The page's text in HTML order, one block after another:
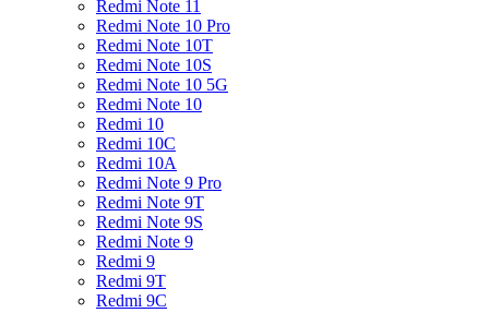
Redmi Note 11
Redmi Note 10 Pro
Redmi Note 10T
Redmi Note 10S
Redmi Note 10 5G
Redmi Note 10
Redmi 10
Redmi 10C
Redmi 10A
Redmi Note 9 Pro
Redmi Note 9T
Redmi Note 9S
Redmi Note 9
Redmi 9
Redmi 9T
Redmi 9C